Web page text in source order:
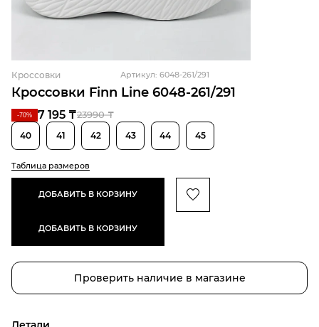
Кроссовки Finn Line 6048-261/291
Кроссовки Артикул: 6048-261/291
23990 ₸
7 195 ₸
-70%
40 41 42 43 44 45
Таблица размеров
ДОБАВИТЬ В КОРЗИНУ
ДОБАВИТЬ В КОРЗИНУ
Проверить наличие в магазине